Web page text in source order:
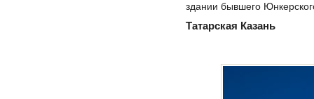
здании бывшего
Татарская Казань